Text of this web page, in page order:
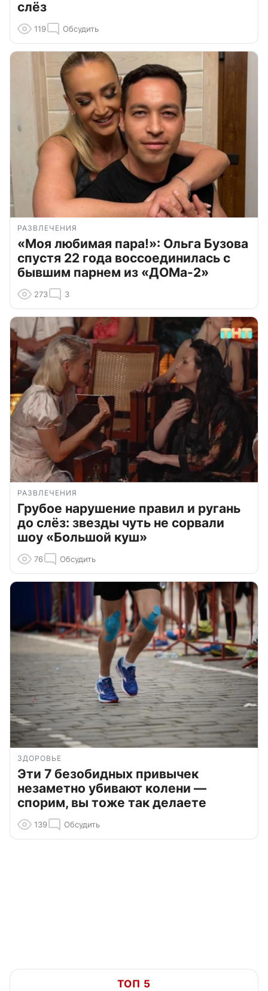
слёз
119 Обсудить
РАЗВЛЕЧЕНИЯ
«Моя любимая пара!»: Ольга Бузова
спустя 22 года воссоединилась с
бывшим парнем из «ДОМа-2»
273 3
РАЗВЛЕЧЕНИЯ
Грубое нарушение правил и ругань
до слёз: звезды чуть не сорвали
шоу «Большой куш»
76 Обсудить
ЗДОРОВЬЕ
Эти 7 безобидных привычек
незаметно убивают колени —
спорим, вы тоже так делаете
139 Обсудить
ТОП 5